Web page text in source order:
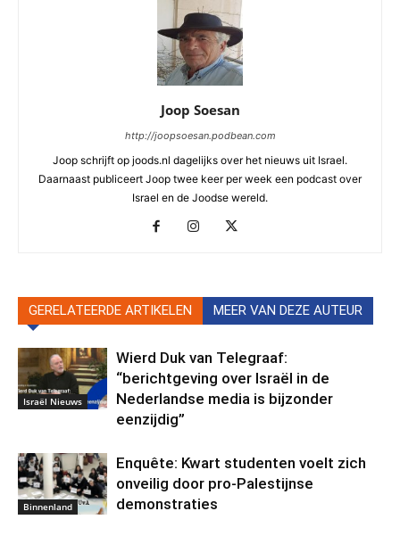
Joop Soesan
http://joopsoesan.podbean.com
Joop schrijft op joods.nl dagelijks over het nieuws uit Israel.
Daarnaast publiceert Joop twee keer per week een podcast over
Israel en de Joodse wereld.
GERELATEERDE ARTIKELEN MEER VAN DEZE AUTEUR
Israël Nieuws
Wierd Duk van Telegraaf:
“berichtgeving over Israël in de
Nederlandse media is bijzonder
eenzijdig”
Binnenland
Enquête: Kwart studenten voelt zich
onveilig door pro-Palestijnse
demonstraties